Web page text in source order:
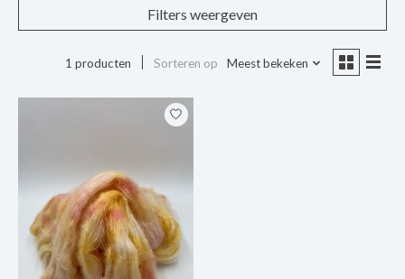
Filters weergeven
1 producten Sorteren op Meest bekeken